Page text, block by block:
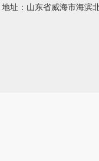
地址：山东省威海市海滨